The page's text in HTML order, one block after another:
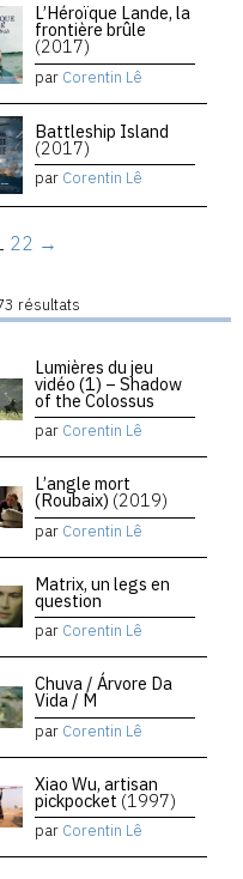
L’Héroïque Lande, la
frontière brûle
(2017)
par Corentin Lê
Battleship Island
(2017)
par Corentin Lê
22 →
résultats
Lumières du jeu
vidéo (1) – Shadow
of the Colossus
par Corentin Lê
L’angle mort
(Roubaix) (2019)
par Corentin Lê
Matrix, un legs en
question
par Corentin Lê
Chuva / Árvore Da
Vida / M
par Corentin Lê
Xiao Wu, artisan
pickpocket (1997)
par Corentin Lê